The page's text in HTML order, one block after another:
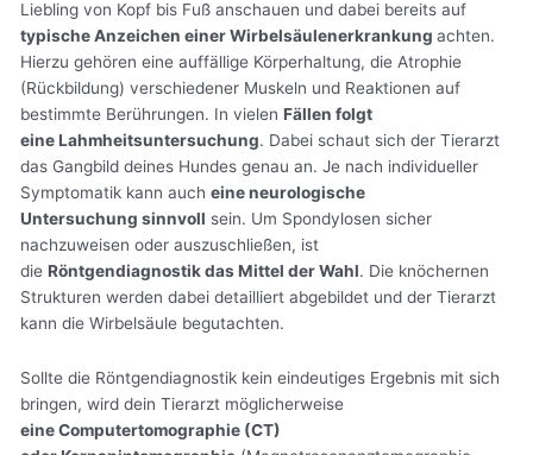
Liebling von Kopf bis Fuß anschauen und dabei bereits auf
typische Anzeichen einer Wirbelsäulenerkrankungachten.
Hierzu gehören eine auffällige Körperhaltung, die Atrophie
(Rückbildung) verschiedener Muskeln und Reaktionen auf
bestimmte Berührungen. In vielenFällen folgt
eine Lahmheitsuntersuchung. Dabei schaut sich der Tierarzt
das Gangbild deines Hundes genau an. Je nach individueller
Symptomatik kann aucheine neurologische
Untersuchung sinnvoll sein. Um Spondylosen sicher
nachzuweisen oder auszuschließen, ist
dieRöntgendiagnostik das Mittel der Wahl. Die knöchernen
Strukturen werden dabei detailliert abgebildet und der Tierarzt
kann die Wirbelsäule begutachten.
Sollte die Röntgendiagnostik kein eindeutiges Ergebnis mit sich
bringen, wird dein Tierarzt möglicherweise
eine Computertomographie (CT)